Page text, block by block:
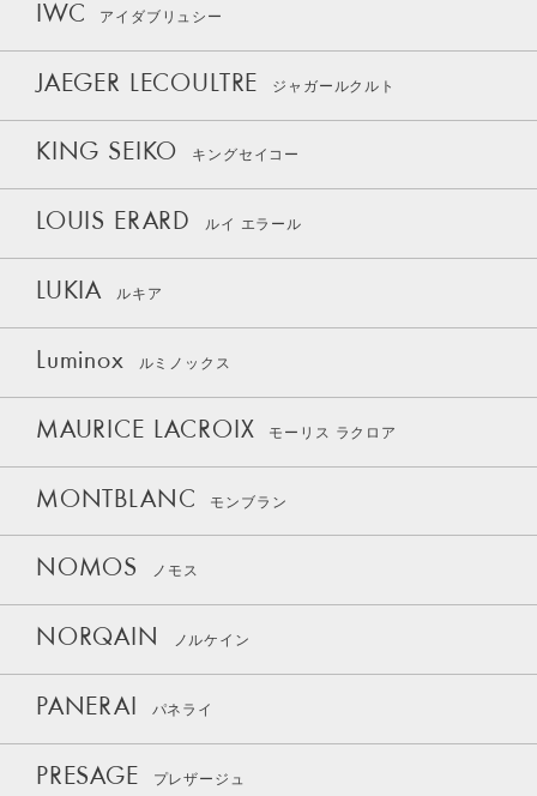
IWC アイダブリュシー
JAEGER LECOULTRE ジャガールクルト
KING SEIKO キングセイコー
LOUIS ERARD ルイ エラール
LUKIA ルキア
Luminox ルミノックス
MAURICE LACROIX モーリス ラクロア
MONTBLANC モンブラン
NOMOS ノモス
NORQAIN ノルケイン
PANERAI パネライ
PRESAGE プレザージュ